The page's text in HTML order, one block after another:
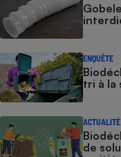
ENQUÊTE
tri à la
ACTUALITÉ
de